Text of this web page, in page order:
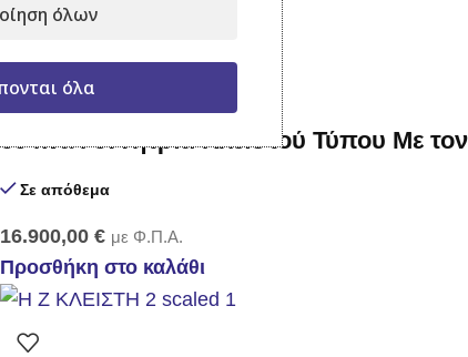
Προσθήκη στο καλάθι
66 kva Γεννήτρια Κλειστού Τύπου Με
Σε απόθεμα
16.900,00 € με Φ.Π.Α.
Προσθήκη στο καλάθι
όλων
όλα